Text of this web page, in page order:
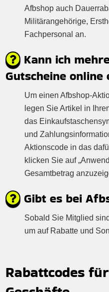
Afbshop auch
Militärangehörige,
Fachpersonal an.
Kann ich
Gutscheine online
Um einen Afbshop-
legen Sie Artikel in
das
und
Aktionscode in das
klicken Sie auf
Gesamtbetrag
Gibt es bei
Sobald Sie Mitglied
um auf Rabatte und
Rabattcodes